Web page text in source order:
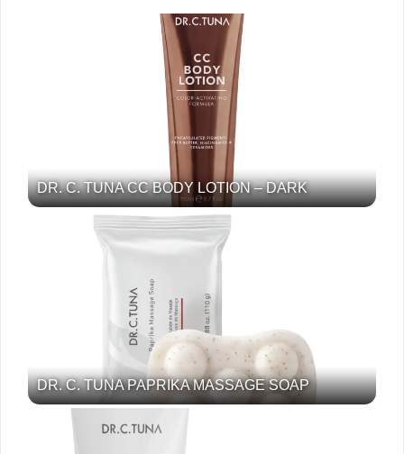
DR. C. TUNA CC BODY LOTION – DARK
DR. C. TUNA PAPRIKA MASSAGE SOAP